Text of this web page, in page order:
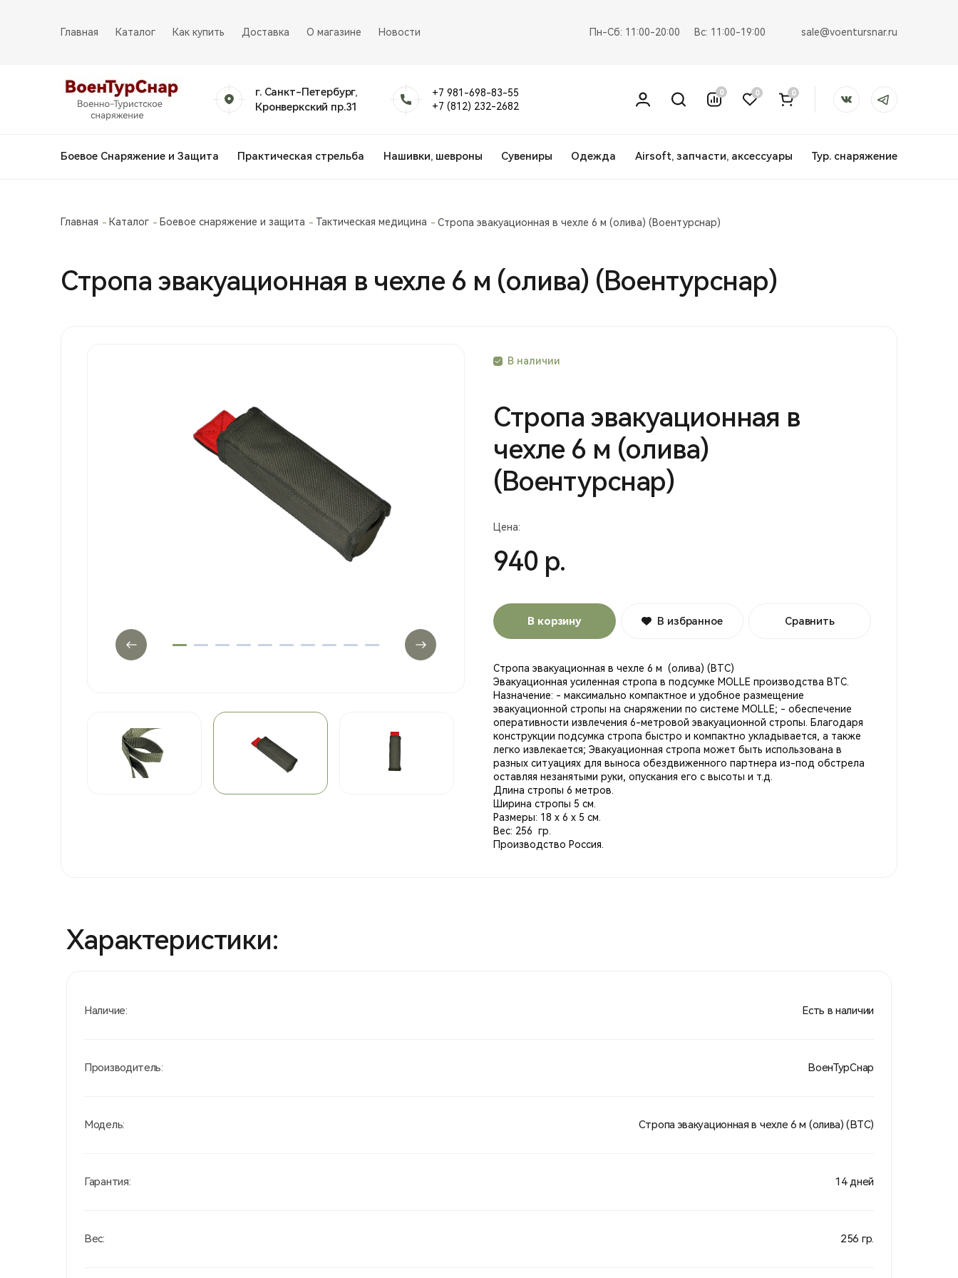
Главная Каталог Как купить Доставка О магазине Новости Пн-Сб: 11:00-20:00 Вс: 11:00-19:00 sale@voentursnar.ru
г. Санкт-Петербург,
Кронверкский пр.31
+7 981-698-83-55
+7 (812) 232-2682
0 0 0
Боевое Снаряжение и Защита Практическая стрельба Нашивки, шевроны Сувениры Одежда Airsoft, запчасти, аксессуары Тур. снаряжение
Главная Каталог Боевое снаряжение и защита Тактическая медицина Стропа эвакуационная в чехле 6 м (олива) (Воентурснар)
Стропа эвакуационная в чехле 6 м (олива) (Воентурснар)
В наличии
Стропа эвакуационная в
чехле 6 м (олива)
(Воентурснар)
Цена:
940 р.
В корзину В избранное Сравнить
Стропа эвакуационная в чехле 6 м (олива) (ВТС)
Эвакуационная усиленная стропа в подсумке MOLLE производства ВТС.
Назначение: - максимально компактное и удобное размещение
эвакуационной стропы на снаряжении по системе MOLLE; - обеспечение
оперативности извлечения 6-метровой эвакуационной стропы. Благодаря
конструкции подсумка стропа быстро и компактно укладывается, а также
легко извлекается; Эвакуационная стропа может быть использована в
разных ситуациях для выноса обездвиженного партнера из-под обстрела
оставляя незанятыми руки, опускания его с высоты и т.д.
Длина стропы 6 метров.
Ширина стропы 5 см.
Размеры: 18 х 6 х 5 см.
Вес: 256 гр.
Производство Россия.
Характеристики:
Наличие: Есть в наличии
Производитель: ВоенТурСнар
Модель: Стропа эвакуационная в чехле 6 м (олива) (ВТС)
Гарантия: 14 дней
Вес: 256 гр.